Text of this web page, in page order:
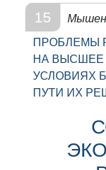
15
ПРОБЛЕМЫ
НА ВЫСШЕЕ
УСЛОВИЯХ
ПУТИ ИХ